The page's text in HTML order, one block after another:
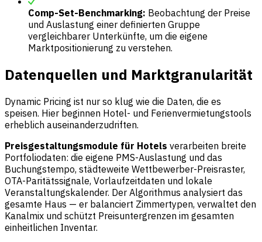
Comp-Set-Benchmarking: Beobachtung der Preise
und Auslastung einer definierten Gruppe
vergleichbarer Unterkünfte, um die eigene
Marktpositionierung zu verstehen.
Datenquellen und Marktgranularität
Dynamic Pricing ist nur so klug wie die Daten, die es
speisen. Hier beginnen Hotel- und Ferienvermietungstools
erheblich auseinanderzudriften.
Preisgestaltungsmodule für Hotels verarbeiten breite
Portfoliodaten: die eigene PMS-Auslastung und das
Buchungstempo, städteweite Wettbewerber-Preisraster,
OTA-Paritätssignale, Vorlaufzeitdaten und lokale
Veranstaltungskalender. Der Algorithmus analysiert das
gesamte Haus — er balanciert Zimmertypen, verwaltet den
Kanalmix und schützt Preisuntergrenzen im gesamten
einheitlichen Inventar.